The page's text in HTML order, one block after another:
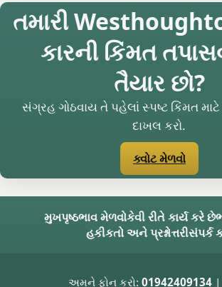
તમારી
કારની કિંમત
તૈયાર છો?
સંગ્રહ ગોઠવાય તે પહેલાં સ્પષ્ટ કિંમત માટે
દાખલ કરો.
ક્વોટ મેળવો
મુખપૃષ્ઠભાવ મેળવોકેવી રીતે કાર્ય કરે છે
હકીકતો અને પ્રશ્નોત્તરીસંપર્ક
અમને ફોન કરો: 01942409134|